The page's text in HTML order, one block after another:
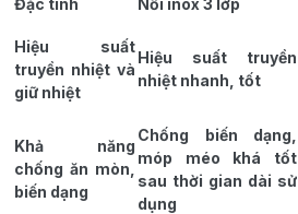
Hiệu suất
truyền nhiệt và
giữ nhiệt
Hiệu suất truyền
nhiệt nhanh, tốt
Khả năng
chống ăn mòn,
biến dạng
Chống biến dạng,
móp méo khá tốt
sau thời gian dài sử
dụng